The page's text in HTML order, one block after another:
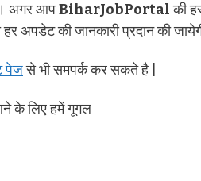
अगर आपBiharJobPortalकी
की जानकारी प्रदान की
पेजसे भी समपर्क कर सकते है |
के लिए हमें गूगल